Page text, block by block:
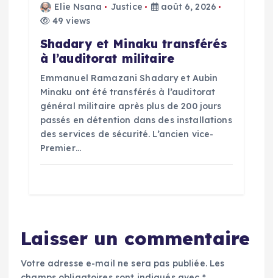
Elie Nsana Justice
août 6, 2026
49 views
Shadary et Minaku transférés
à l’auditorat militaire
Emmanuel Ramazani Shadary et Aubin
Minaku ont été transférés à l’auditorat
général militaire après plus de 200 jours
passés en détention dans des installations
des services de sécurité. L’ancien vice-
Premier…
Laisser un commentaire
Votre adresse e-mail ne sera pas publiée. Les